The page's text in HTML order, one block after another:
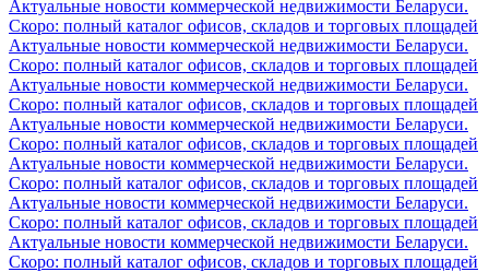
Актуальные новости коммерческой недвижимости Беларуси.
Скоро: полный каталог офисов, складов и торговых площадей
Актуальные новости коммерческой недвижимости Беларуси.
Скоро: полный каталог офисов, складов и торговых площадей
Актуальные новости коммерческой недвижимости Беларуси.
Скоро: полный каталог офисов, складов и торговых площадей
Актуальные новости коммерческой недвижимости Беларуси.
Скоро: полный каталог офисов, складов и торговых площадей
Актуальные новости коммерческой недвижимости Беларуси.
Скоро: полный каталог офисов, складов и торговых площадей
Актуальные новости коммерческой недвижимости Беларуси.
Скоро: полный каталог офисов, складов и торговых площадей
Актуальные новости коммерческой недвижимости Беларуси.
Скоро: полный каталог офисов, складов и торговых площадей